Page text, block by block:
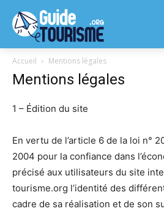
Accueil Mentions légales
Mentions légales
1 – Édition du site
En vertu de l’article 6 de la loi n°
2004 pour la confiance dans
précisé aux utilisateurs du site
tourisme.org l’identité des
cadre de sa réalisation et de son